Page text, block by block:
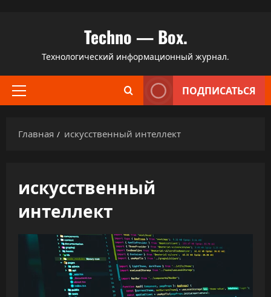
содержимому
Techno — Box.
Технологический информационный журнал.
Основное
ПОДПИСАТЬСЯ
Главная искусственный интеллект
искусственный
интеллект